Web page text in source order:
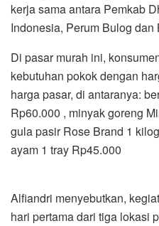
kerja sama antara Pemkab
Indonesia, Perum Bulog dan
Di pasar murah ini,
kebutuhan pokok dengan
harga pasar, di antaranya:
Rp60.000 , minyak goreng
gula pasir Rose Brand 1
ayam 1 tray Rp45.000
Alfiandri menyebutkan,
hari pertama dari tiga lokasi